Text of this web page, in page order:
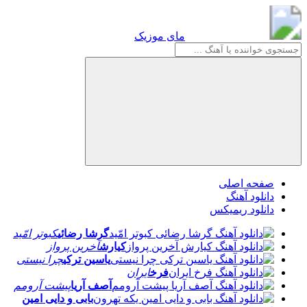
مای موزیک
مای موزیک
صفحه اصلی
دانلود آهنگ
دانلود ریمیکس
گرشا رضائی کبوتر امّید
کیارشآخرین پرواز
یاسین ترکیچرا نیستی
فرخ ایران
آصف آریاپیشت آرومم
بابی و دایی امین